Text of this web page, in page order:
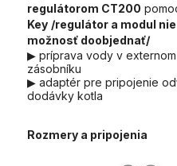
regulátorom CT200
Key /regulátor a modul
možnosť doobjednať/
▶ príprava vody v
zásobníku
▶ adaptér pre pripojenie
dodávky kotla
Rozmery a pripojenia